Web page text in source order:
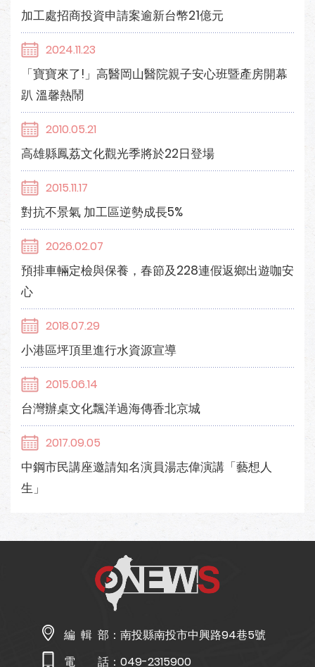
加工處招商投資申請案逾新台幣21億元
2024.11.23
「寶寶來了!」高醫岡山醫院親子安心班暨產房開幕
趴 溫馨熱鬧
2010.05.21
高雄縣鳳荔文化觀光季將於22日登場
2015.11.17
對抗不景氣 加工區逆勢成長5%
2026.02.07
預排車輛定檢與保養，春節及228連假返鄉出遊咖安
心
2018.07.29
小港區坪頂里進行水資源宣導
2015.06.14
台灣辦桌文化飄洋過海傳香北京城
2017.09.05
中鋼市民講座邀請知名演員湯志偉演講「藝想人
生」
編 輯 部： 南投縣南投市中興路94巷5號
電 話： 049-2315900